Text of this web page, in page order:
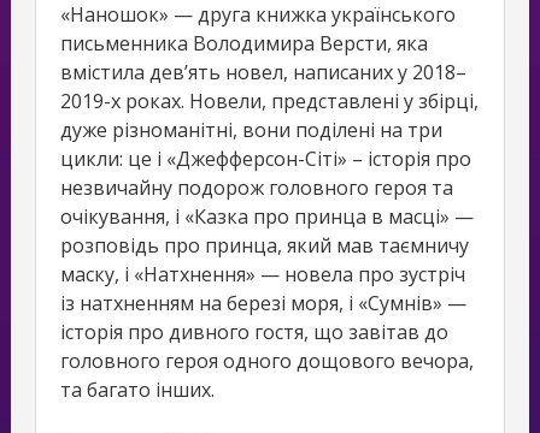
«Наношок» — друга книжка українського
письменника Володимира Версти, яка
вмістила дев’ять новел, написаних у 2018–
2019-х роках. Новели, представлені у збірці,
дуже різноманітні, вони поділені на три
цикли: це і «Джефферсон-Сіті» – історія про
незвичайну подорож головного героя та
очікування, і «Казка про принца в масці» —
розповідь про принца, який мав таємничу
маску, і «Натхнення» — новела про зустріч
із натхненням на березі моря, і «Сумнів» —
історія про дивного гостя, що завітав до
головного героя одного дощового вечора,
та багато інших.